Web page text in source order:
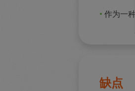
• 作为一
缺点